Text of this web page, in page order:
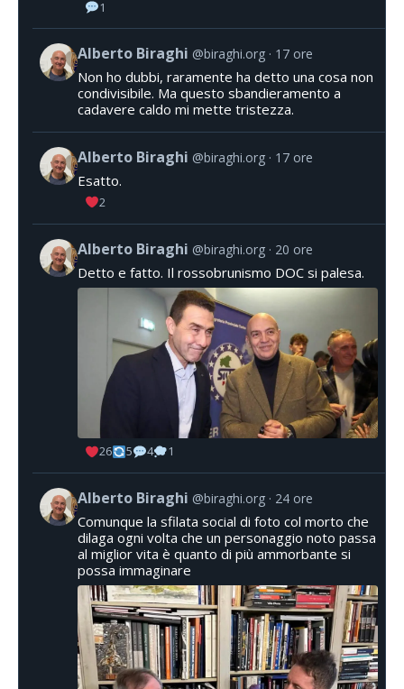
1
Alberto Biraghi @biraghi.org 17 ore
Non ho dubbi, raramente ha detto una cosa non
condivisibile. Ma questo sbandieramento a
cadavere caldo mi mette tristezza.
Alberto Biraghi @biraghi.org 17 ore
Esatto.
2
Alberto Biraghi @biraghi.org 20 ore
Detto e fatto. Il rossobrunismo DOC si palesa.
26 5 4 1
Alberto Biraghi @biraghi.org 24 ore
Comunque la sfilata social di foto col morto che
dilaga ogni volta che un personaggio noto passa
al miglior vita è quanto di più ammorbante si
possa immaginare